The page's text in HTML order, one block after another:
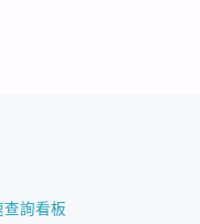
詢看板